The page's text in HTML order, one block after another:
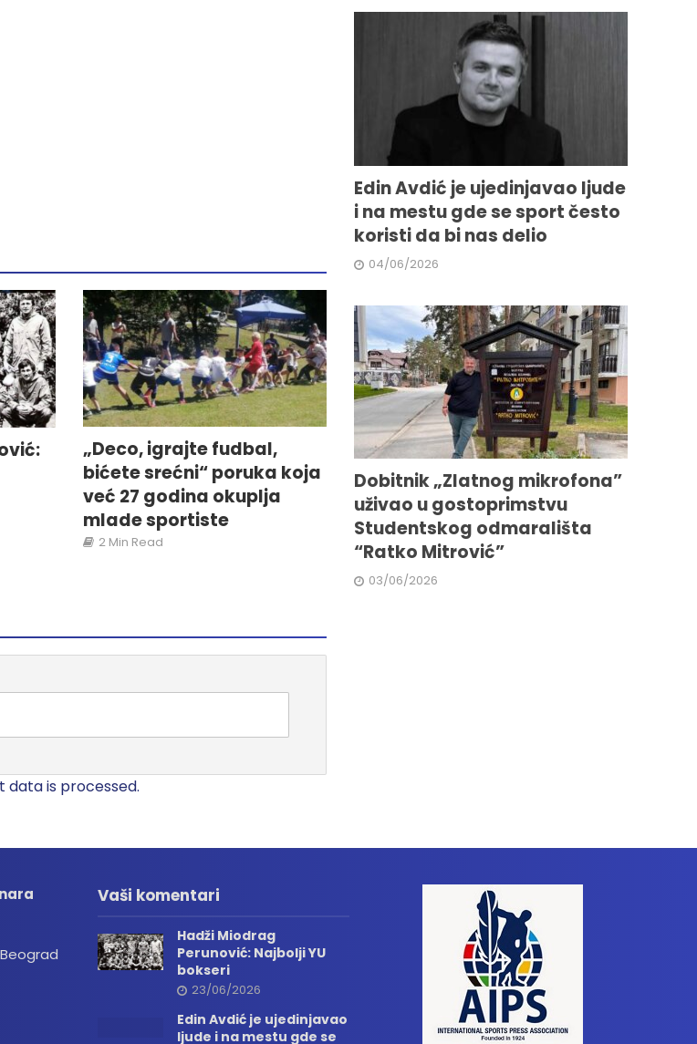
„Deco, igrajte fudbal,
bićete srećni“ poruka koja
već 27 godina okuplja
mlade sportiste
2 Min Read
data is processed.
Edin Avdić je ujedinjavao ljude
i na mestu gde se sport često
koristi da bi nas delio
04/06/2026
Dobitnik „Zlatnog mikrofona”
uživao u gostoprimstvu
Studentskog odmarališta
“Ratko Mitrović”
03/06/2026
Vaši komentari
Hadži Miodrag
Perunović: Najbolji YU
bokseri
23/06/2026
Edin Avdić je ujedinjavao
ljude i na mestu gde se